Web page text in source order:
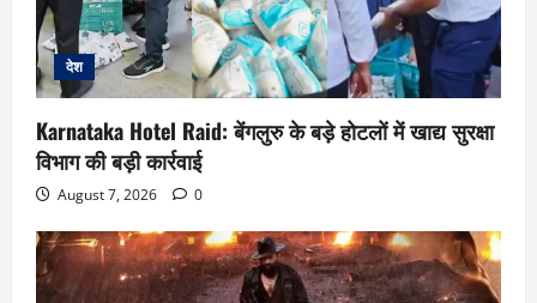
देश
Karnataka Hotel Raid: बेंगलुरु के बड़े होटलों में खाद्य सुरक्षा
विभाग की बड़ी कार्रवाई
August 7, 2026 0